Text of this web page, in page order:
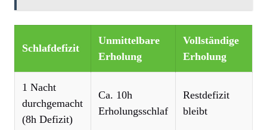
Schlafdefizit
Unmittelbare
Erholung
Vollständige
Erholung
1 Nacht
durchgemacht
(8h Defizit)
Ca. 10h
Erholungsschlaf
Restdefizit
bleibt